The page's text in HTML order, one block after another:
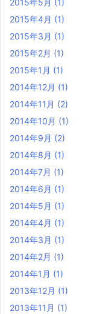
2015年5月 (1)
2015年4月 (1)
2015年3月 (1)
2015年2月 (1)
2015年1月 (1)
2014年12月 (1)
2014年11月 (2)
2014年10月 (1)
2014年9月 (2)
2014年8月 (1)
2014年7月 (1)
2014年6月 (1)
2014年5月 (1)
2014年4月 (1)
2014年3月 (1)
2014年2月 (1)
2014年1月 (1)
2013年12月 (1)
2013年11月 (1)